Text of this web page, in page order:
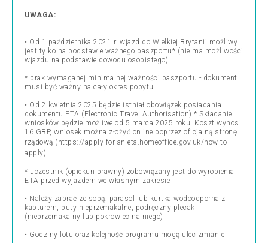
UWAGA:
• Od 1 października 2021 r. wjazd do Wielkiej Brytanii możliwy
jest tylko na podstawie ważnego paszportu* (nie ma możliwości
wjazdu na podstawie dowodu osobistego)
* brak wymaganej minimalnej ważności paszportu - dokument
musi być ważny na cały okres pobytu
• Od 2 kwietnia 2025 będzie istniał obowiązek posiadania
dokumentu ETA (Electronic Travel Authorisation).* Składanie
wniosków będzie możliwe od 5 marca 2025 roku. Koszt wynosi
16 GBP, wniosek można złożyć online poprzez oficjalną stronę
rządową ( https://apply-for-an-eta.homeoffice.gov.uk/how-to-
apply)
* uczestnik (opiekun prawny) zobowiązany jest do wyrobienia
ETA przed wyjazdem we własnym zakresie
• Należy zabrać ze sobą: parasol lub kurtka wodoodporna z
kapturem, buty nieprzemakalne, podręczny plecak
(nieprzemakalny lub pokrowiec na niego)
• Godziny lotu oraz kolejność programu mogą ulec zmianie